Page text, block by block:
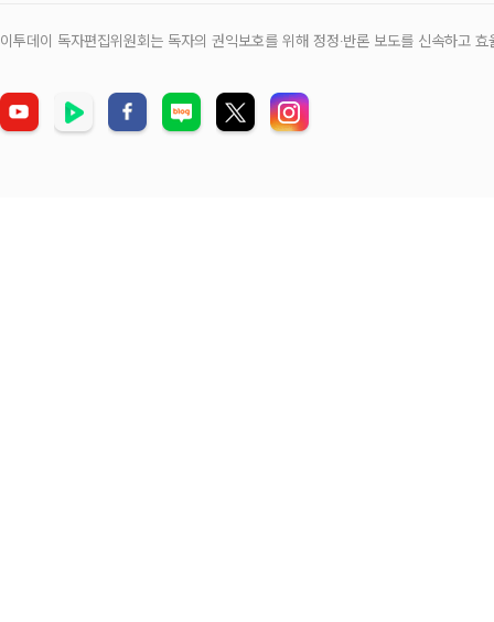
이투데이 독자편집위원회는 독자의 권익보호를 위해 정정‧반론 보도를 신속하고